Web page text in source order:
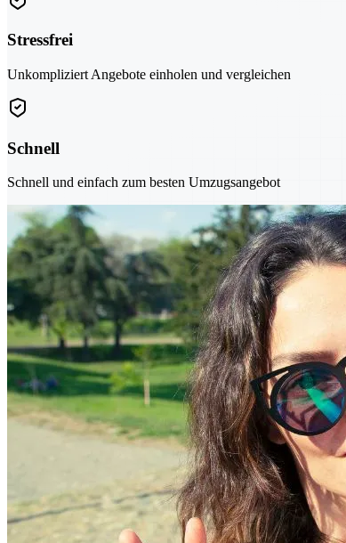
Stressfrei
Unkompliziert Angebote einholen und vergleichen
Schnell
Schnell und einfach zum besten Umzugsangebot